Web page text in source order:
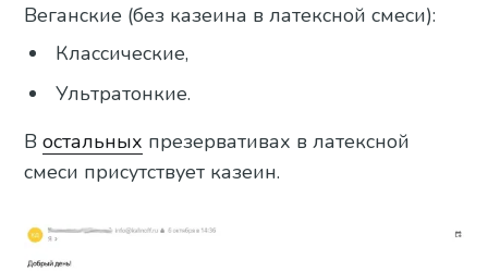
Веганские (без казеина в латексной смеси):
Классические,
Ультратонкие.
Востальных презервативах в латексной
смеси присутствует казеин.